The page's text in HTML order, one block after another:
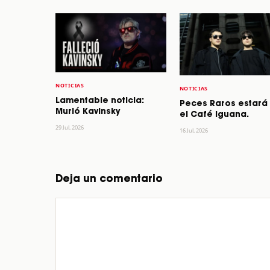
NOTICIAS
Lamentable noticia:
Murió Kavinsky
29 Jul, 2026
NOTICIAS
Peces Raros estará
el Café Iguana.
16 Jul, 2026
Deja un comentario